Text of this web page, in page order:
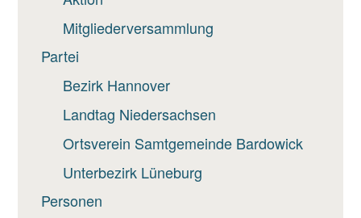
Mitgliederversammlung
Partei
Bezirk Hannover
Landtag Niedersachsen
Ortsverein Samtgemeinde Bardowick
Unterbezirk Lüneburg
Personen